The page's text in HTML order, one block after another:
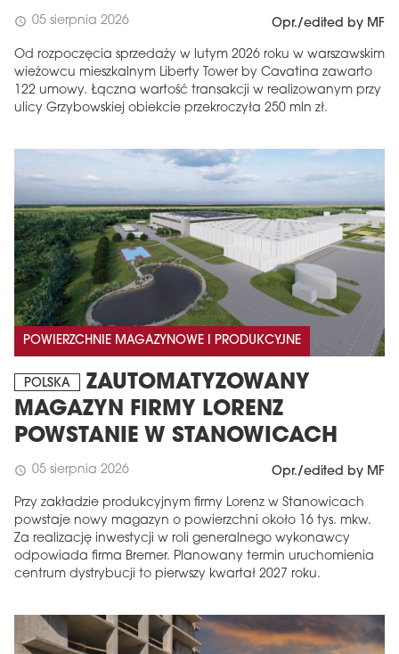
schedule 05 sierpnia 2026 Opr./edited by MF
Od rozpoczęcia sprzedaży w lutym 2026 roku w warszawskim
wieżowcu mieszkalnym Liberty Tower by Cavatina zawarto
122 umowy. Łączna wartość transakcji w realizowanym przy
ulicy Grzybowskiej obiekcie przekroczyła 250 mln zł.
POWIERZCHNIE MAGAZYNOWE I PRODUKCYJNE
POLSKA
ZAUTOMATYZOWANY
MAGAZYN FIRMY LORENZ
POWSTANIE W STANOWICACH
schedule 05 sierpnia 2026 Opr./edited by MF
Przy zakładzie produkcyjnym firmy Lorenz w Stanowicach
powstaje nowy magazyn o powierzchni około 16 tys. mkw.
Za realizację inwestycji w roli generalnego wykonawcy
odpowiada firma Bremer. Planowany termin uruchomienia
centrum dystrybucji to pierwszy kwartał 2027 roku.